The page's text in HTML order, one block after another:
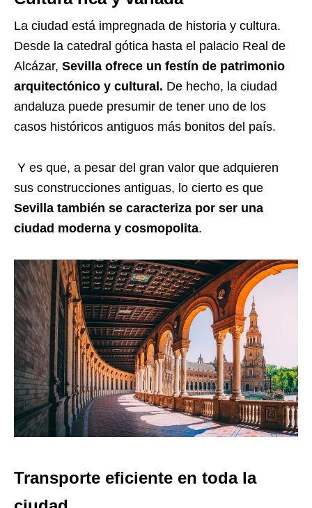
La ciudad está impregnada de historia y cultura.
Desde la catedral gótica hasta el palacio Real de
Alcázar, Sevilla ofrece un festín de patrimonio
arquitectónico y cultural. De hecho, la ciudad
andaluza puede presumir de tener uno de los
casos históricos antiguos más bonitos del país.
Y es que, a pesar del gran valor que adquieren
sus construcciones antiguas, lo cierto es que
Sevilla también se caracteriza por ser una
ciudad moderna y cosmopolita.
Transporte eficiente en toda la